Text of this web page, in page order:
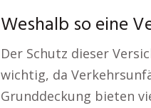
Weshalb so eine
Der Schutz dieser
wichtig, da
Grunddeckung bieten